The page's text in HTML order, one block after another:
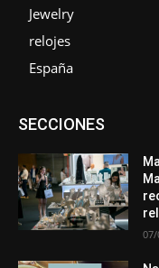
Jewelry
relojes
España
SECCIONESAsociaciones
Entrevistas
Mundo Técnico
Premios